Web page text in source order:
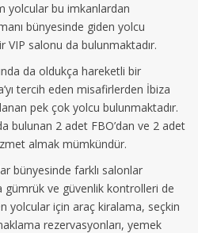
yolcular bu imkanlardan
bünyesinde giden yolcu
VIP salonu da bulunmaktadır.
da oldukça hareketli bir
tercih eden misafirlerden İbiza
pek çok yolcu bulunmaktadır.
bulunan 2 adet FBO’dan ve 2 adet
almak mümkündür.
bünyesinde farklı salonlar
ve güvenlik kontrolleri de
yolcular için araç kiralama, seçkin
rezervasyonları, yemek